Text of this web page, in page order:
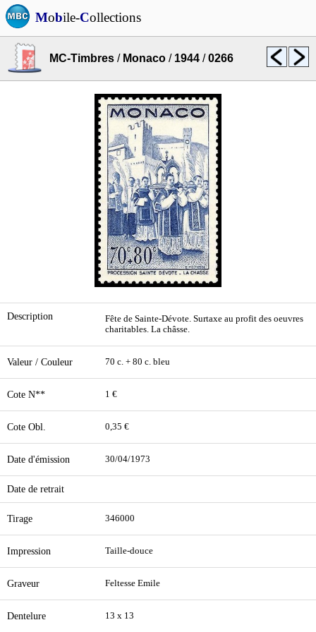
Mobile-Collections
MC-Timbres / Monaco / 1944 /0266
Description
Fête de Sainte-Dévote. Surtaxe au profit des oeuvres
charitables. La châsse.
Valeur / Couleur 70 c. + 80 c. bleu
Cote N** 1 €
Cote Obl. 0,35 €
Date d'émission 30/04/1973
Date de retrait
Tirage 346000
Impression Taille-douce
Graveur Feltesse Emile
Dentelure 13 x 13